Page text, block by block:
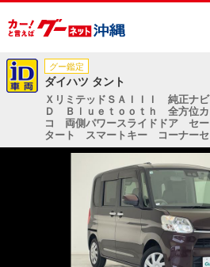
グー鑑定
ダイハツ タント
ＸリミテッドＳＡＩＩＩ 純正
Ｄ Ｂｌｕｅｔｏｏｔｈ 全方位
コ 両側パワースライドドア セ
タート スマートキー コーナー